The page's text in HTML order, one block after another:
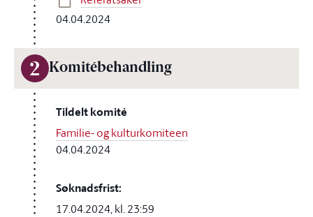
04.04.2024
2 Komitébehandling
Tildelt komité
Familie- og kulturkomiteen
04.04.2024
Søknadsfrist:
17.04.2024, kl. 23:59